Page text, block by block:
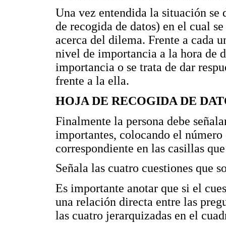
Una vez entendida la situación se
de recogida de datos) en el cual
acerca del dilema. Frente a cada
nivel de importancia a la hora de
importancia o se trata de dar
frente a la ella.
HOJA DE RECOGIDA DE
Finalmente la persona debe
importantes, colocando el
correspondiente en las casillas
Señala las cuatro cuestiones que
Es importante anotar que si el
una relación directa entre las
las cuatro jerarquizadas en el